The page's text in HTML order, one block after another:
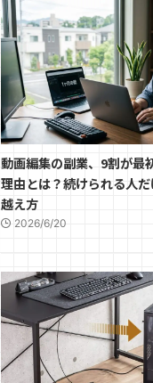
動画編集の副業、9割が最
理由とは？続けられる人
越え方
2026/6/20